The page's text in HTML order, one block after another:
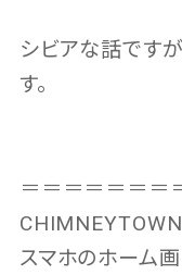
シビアな話です
す。
＝＝＝＝＝＝＝
スマホのホーム